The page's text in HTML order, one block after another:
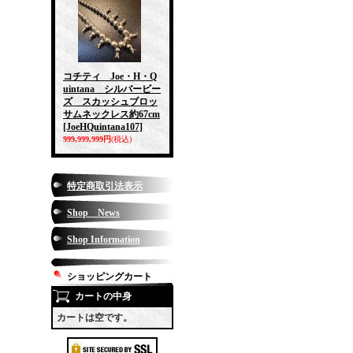
コチティ Joe・H・Q
uintana シルバービー
ズ スカッシュブロッ
サムネックレス約67cm
[JoeHQuintana107]
999,999,999円(税込)
特定商取引法表示
Shop News
Shop Information
ショッピングカート
カートの中身
カートは空です。